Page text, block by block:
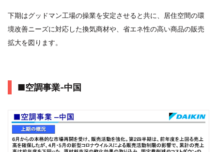
下期はグッドマン工場の操業を安定させると共に、居住空間の環
境改善ニーズに対応した換気商材や、省エネ性の高い商品の販売
拡大を図ります。
■空調事業‐中国